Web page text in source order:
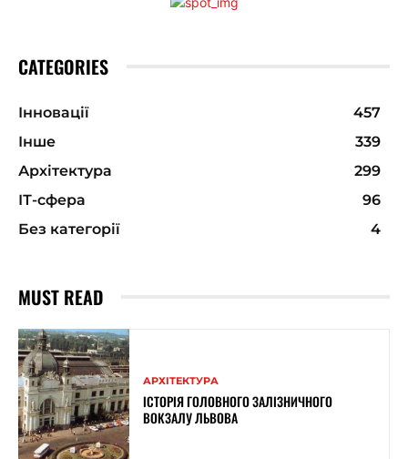
CATEGORIES
Інновації
457
Інше
339
Архітектура
299
ІТ-сфера
96
Без категорії
4
MUST READ
АРХІТЕКТУРА
ІСТОРІЯ ГОЛОВНОГО ЗАЛІЗНИЧНОГО
ВОКЗАЛУ ЛЬВОВА